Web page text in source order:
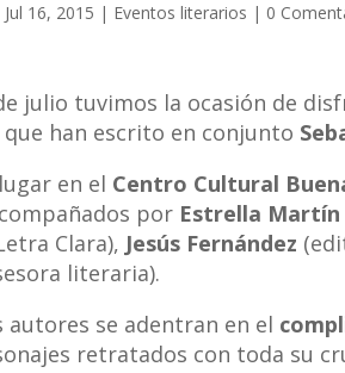
Jul 16, 2015 | Eventos literarios | 0
julio tuvimos la ocasión de
han escrito en conjunto
en el Centro Cultural
por Estrella Martín
Clara), Jesús Fernández
literaria).
se adentran en el
retratados con toda su